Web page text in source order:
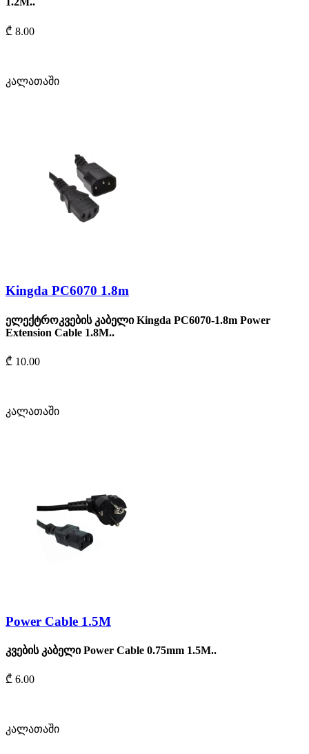
₾ 8.00
კალათაში
Kingda PC6070 1.8m
ელექტროკვების კაბელი Kingda PC6070-1.8m Power
Extension Cable 1.8M..
₾ 10.00
კალათაში
Power Cable 1.5M
კვების კაბელი Power Cable 0.75mm 1.5M..
₾ 6.00
კალათაში